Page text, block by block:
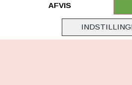
Samarbejde
Cookie & Privatlivsoplysninger
AFVIS